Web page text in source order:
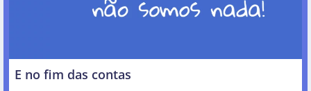
E no fim das contas